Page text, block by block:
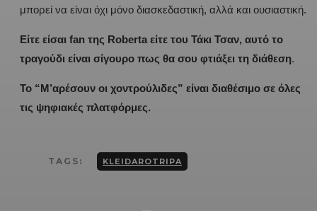
μπορεί να είναι όχι μόνο διασκεδαστική, αλλά και ουσιαστική.
Είτε είσαι fan της Roberta είτε του Τάκι Τσαν, αυτό το
τραγούδι είναι σίγουρο πως θα σου φτιάξει τη διάθεση.
Το “Μ’αρέσουν οι χοντρούλιδες” είναι διαθέσιμο σε όλες
τις ψηφιακές πλατφόρμες.
TAGS: KLEIDAROTRIPA